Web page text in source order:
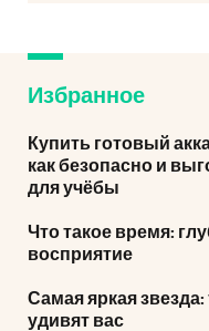
Избранное
Купить готовый
как безопасно и
для учёбы
Что такое время:
восприятие
Самая яркая
удивят вас